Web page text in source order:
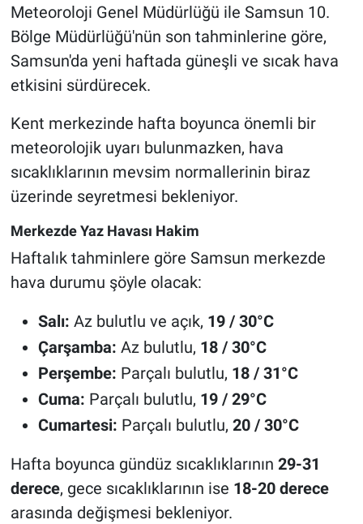
Meteoroloji Genel Müdürlüğü ile Samsun 10.
Bölge Müdürlüğü'nün son tahminlerine göre,
Samsun'da yeni haftada güneşli ve sıcak hava
etkisini sürdürecek.
Kent merkezinde hafta boyunca önemli bir
meteorolojik uyarı bulunmazken, hava
sıcaklıklarının mevsim normallerinin biraz
üzerinde seyretmesi bekleniyor.
Merkezde Yaz Havası Hakim
Haftalık tahminlere göre Samsun merkezde
hava durumu şöyle olacak:
Salı: Az bulutlu ve açık, 19 / 30°C
Çarşamba: Az bulutlu, 18 / 30°C
Perşembe: Parçalı bulutlu, 18 / 31°C
Cuma: Parçalı bulutlu, 19 / 29°C
Cumartesi: Parçalı bulutlu, 20 / 30°C
Hafta boyunca gündüz sıcaklıklarının 29-31
derece, gece sıcaklıklarının ise 18-20 derece
arasında değişmesi bekleniyor.